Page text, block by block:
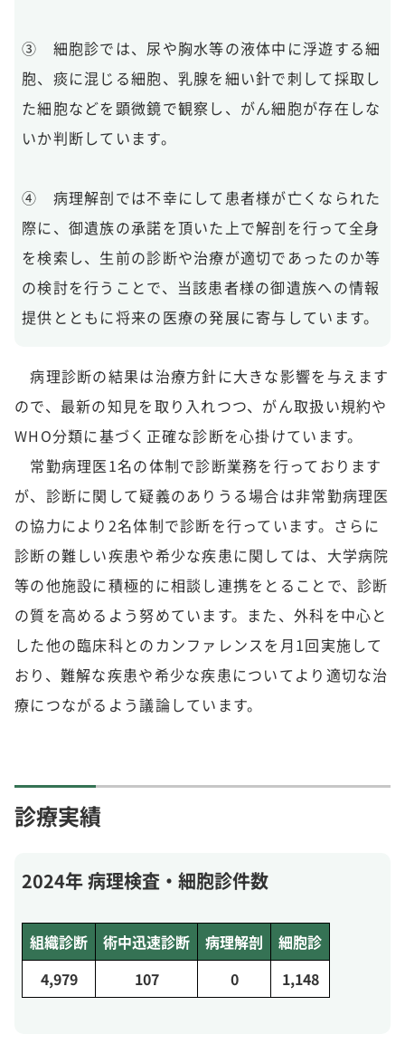
③ 細胞診では、尿や胸水等の液体中に浮遊する細
胞、痰に混じる細胞、乳腺を細い針で刺して採取し
た細胞などを顕微鏡で観察し、がん細胞が存在しな
いか判断しています。
④ 病理解剖では不幸にして患者様が亡くなられた
際に、御遺族の承諾を頂いた上で解剖を行って全身
を検索し、生前の診断や治療が適切であったのか等
の検討を行うことで、当該患者様の御遺族への情報
提供とともに将来の医療の発展に寄与しています。
病理診断の結果は治療方針に大きな影響を与えます
ので、最新の知見を取り入れつつ、がん取扱い規約や
WHO分類に基づく正確な診断を心掛けています。
常勤病理医1名の体制で診断業務を行っております
が、診断に関して疑義のありうる場合は非常勤病理医
の協力により2名体制で診断を行っています。さらに
診断の難しい疾患や希少な疾患に関しては、大学病院
等の他施設に積極的に相談し連携をとることで、診断
の質を高めるよう努めています。また、外科を中心と
した他の臨床科とのカンファレンスを月1回実施して
おり、難解な疾患や希少な疾患についてより適切な治
療につながるよう議論しています。
診療実績
2024年 病理検査・細胞診件数
組織診断 術中迅速診断 病理解剖
細胞診
4,979
107 0 1,148